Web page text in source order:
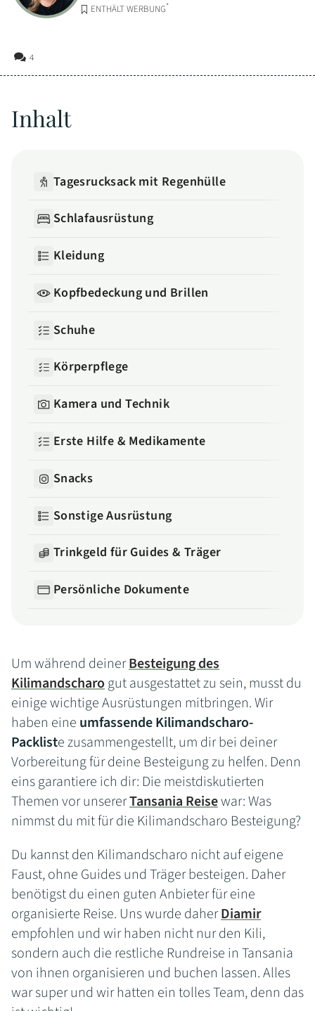
ENTHÄLT WERBUNG*
4
Inhalt
Tagesrucksack mit Regenhülle
Schlafausrüstung
Kleidung
Kopfbedeckung und Brillen
Schuhe
Körperpflege
Kamera und Technik
Erste Hilfe & Medikamente
Snacks
Sonstige Ausrüstung
Trinkgeld für Guides & Träger
Persönliche Dokumente
Um während deinerBesteigung des
Kilimandscharogut ausgestattet zu sein, musst du
einige wichtige Ausrüstungen mitbringen. Wir
haben eine umfassende Kilimandscharo-
Packliste zusammengestellt, um dir bei deiner
Vorbereitung für deine Besteigung zu helfen. Denn
eins garantiere ich dir: Die meistdiskutierten
Themen vor unsererTansania Reisewar: Was
nimmst du mit für die Kilimandscharo Besteigung?
Du kannst den Kilimandscharo nicht auf eigene
Faust, ohne Guides und Träger besteigen. Daher
benötigst du einen guten Anbieter für eine
organisierte Reise. Uns wurde daherDiamir
empfohlen und wir haben nicht nur den Kili,
sondern auch die restliche Rundreise in Tansania
von ihnen organisieren und buchen lassen. Alles
war super und wir hatten ein tolles Team, denn das